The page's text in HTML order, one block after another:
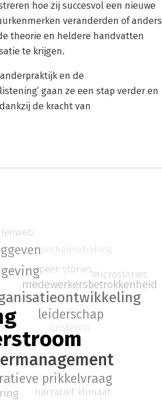
hoe zij succesvol een nieuwe
veranderden of anders
theorie en heldere handvatten
te krijgen.
en de
gaan ze een stap verder en
de kracht van
prikkelvraag
leiderschap
medewerkersbetrokkenheid
luisteren
peer stories
verhalendialoog
microstories
narratief klimaat